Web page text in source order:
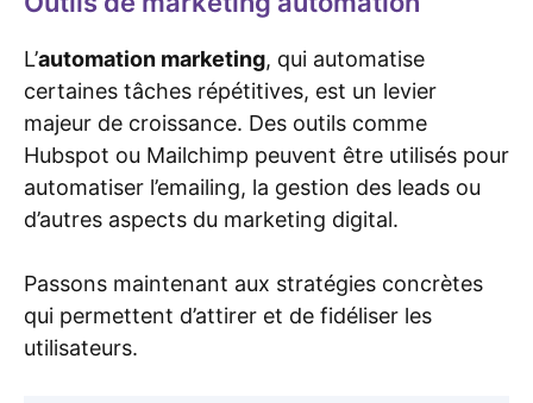
L’automation marketing, qui automatise
certaines tâches répétitives, est un levier
majeur de croissance. Des outils comme
Hubspot ou Mailchimp peuvent être utilisés pour
automatiser l’emailing, la gestion des leads ou
d’autres aspects du marketing digital.
Passons maintenant aux stratégies concrètes
qui permettent d’attirer et de fidéliser les
utilisateurs.